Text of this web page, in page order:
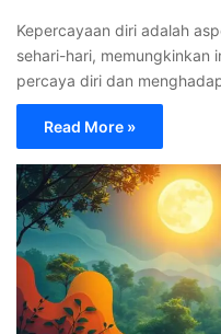
Kepercayaan diri adalah
sehari-hari, memungkinkan
percaya diri dan
Read More »